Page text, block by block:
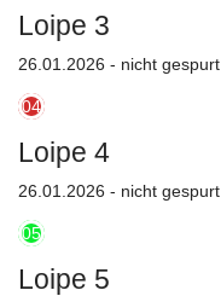
Loipe 3
26.01.2026 - nicht gespurt
04
Loipe 4
26.01.2026 - nicht gespurt
05
Loipe 5